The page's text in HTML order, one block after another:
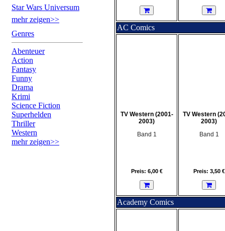
Star Wars Universum
mehr zeigen>>
Genres
Abenteuer
Action
Fantasy
Funny
Drama
Krimi
Science Fiction
Superhelden
Thriller
Western
mehr zeigen>>
AC Comics
TV Western (2001-
2003)
Band 1
Preis: 6,00 €
TV Western
2003)
Band 1
Preis: 3,50 €
Academy Comics